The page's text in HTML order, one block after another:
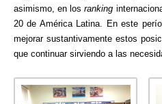
asimismo, en losranking
20 de América Latina. En este
mejorar sustantivamente estos
que continuar sirviendo a las